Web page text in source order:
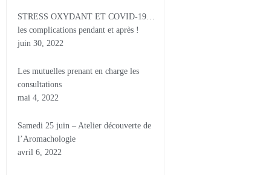
STRESS OXYDANT ET COVID-19…
les complications pendant et après !
juin 30, 2022
Les mutuelles prenant en charge les
consultations
mai 4, 2022
Samedi 25 juin – Atelier découverte de
l’Aromachologie
avril 6, 2022